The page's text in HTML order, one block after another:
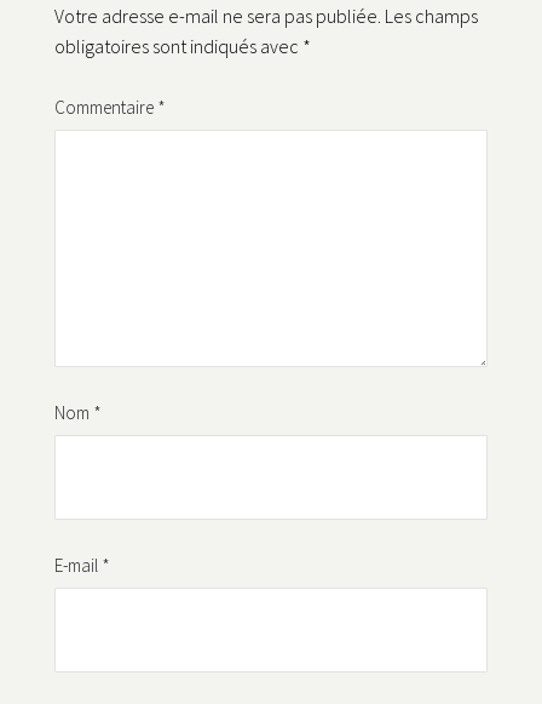
Votre adresse e-mail ne sera pas publiée. Les champs
obligatoires sont indiqués avec *
Commentaire *
Nom *
E-mail *